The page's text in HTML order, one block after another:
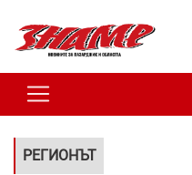
РЕГИОНЪТ